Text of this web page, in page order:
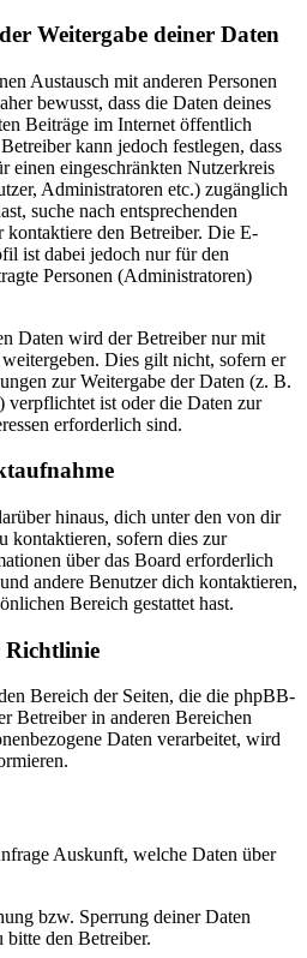
Weitergabe deiner Daten
Austausch mit anderen Personen
bewusst, dass die Daten deines
Beiträge im Internet öffentlich
kann jedoch festlegen, dass
einen eingeschränkten Nutzerkreis
Administratoren etc.) zugänglich
suche nach entsprechenden
den Betreiber. Die E-
ist dabei jedoch nur für den
Personen (Administratoren)
Daten wird der Betreiber nur mit
Dies gilt nicht, sofern er
zur Weitergabe der Daten (z. B.
verpflichtet ist oder die Daten zur
erforderlich sind.
hinaus, dich unter den von dir
kontaktieren, sofern dies zur
über das Board erforderlich
andere Benutzer dich kontaktieren,
Bereich gestattet hast.
Richtlinie
Bereich der Seiten, die die phpBB-
Betreiber in anderen Bereichen
Daten verarbeitet, wird
Auskunft, welche Daten über
bzw. Sperrung deiner Daten
den Betreiber.